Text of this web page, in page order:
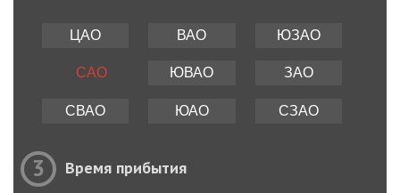
ЦАО ВАО ЮЗАО
САО ЮВАО ЗАО
СВАО ЮАО СЗАО
3 Время прибытия